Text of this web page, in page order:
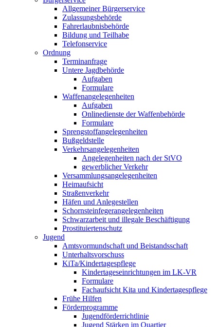
Allgemeiner Bürgerservice
Zulassungsbehörde
Fahrerlaubnisbehörde
Bildung und Teilhabe
Telefonservice
Ordnung
Terminanfrage
Untere Jagdbehörde
Aufgaben
Formulare
Waffenangelegenheiten
Aufgaben
Onlinedienste der Waffenbehörde
Formulare
Sprengstoff­angelegenheiten
Bußgeldstelle
Verkehrsangelegenheiten
Angelegenheiten nach der StVO
gewerblicher Verkehr
Versammlungs­angelegenheiten
Heimaufsicht
Straßenverkehr
Häfen und Anlegestellen
Schornsteinfeger­angelegenheiten
Schwarzarbeit und illegale Beschäftigung
Prostituiertenschutz
Jugend
Amtsvormundschaft und Beistandsschaft
Unterhaltsvorschuss
KiTa/Kindertagespflege
Kindertages­einrichtungen im LK-VR
Formulare
Fachaufsicht Kita und Kindertagespflege
Frühe Hilfen
Förderprogramme
Jugendförderrichtlinie
Jugend Stärken im Quartier